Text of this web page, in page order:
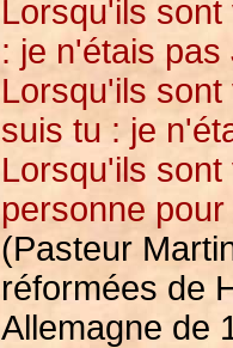
Lorsqu'ils
: je n'étais pas
Lorsqu'ils
suis tu : je
Lorsqu'ils
personne
(Pasteur
réformées de
Allemagne de